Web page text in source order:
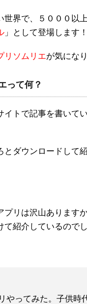
世界で、５０００以
」として登場します！
リソムリエが気にな
って何？
イトで記事を書いて
とダウンロードして
プリは沢山あります
紹介しているのでし
やってみた。子供時